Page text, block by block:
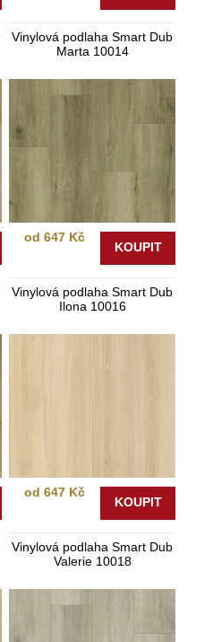
Vinylová podlaha Smart Dub
Marta 10014
od 647 Kč
KOUPIT
Vinylová podlaha Smart Dub
Ilona 10016
od 647 Kč
KOUPIT
Vinylová podlaha Smart Dub
Valerie 10018